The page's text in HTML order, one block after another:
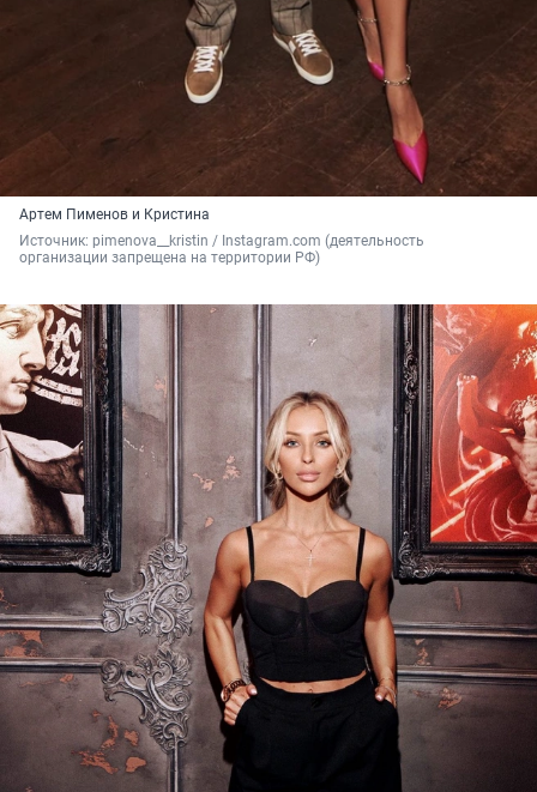
Артем Пименов и Кристина
Источник: pimenova__kristin / Instagram.com (деятельность
организации запрещена на территории РФ)